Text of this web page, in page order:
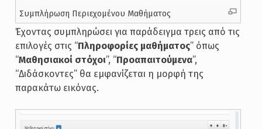
Συμπλήρωση Περιεχομένου Μαθήματος
Έχοντας συμπληρώσει για παράδειγμα τρεις από τις
επιλογές στις “Πληροφορίες μαθήματος” όπως
“Μαθησιακοί στόχοι”, “Προαπαιτούμενα”,
“Διδάσκοντες” θα εμφανίζεται η μορφή της
παρακάτω εικόνας.